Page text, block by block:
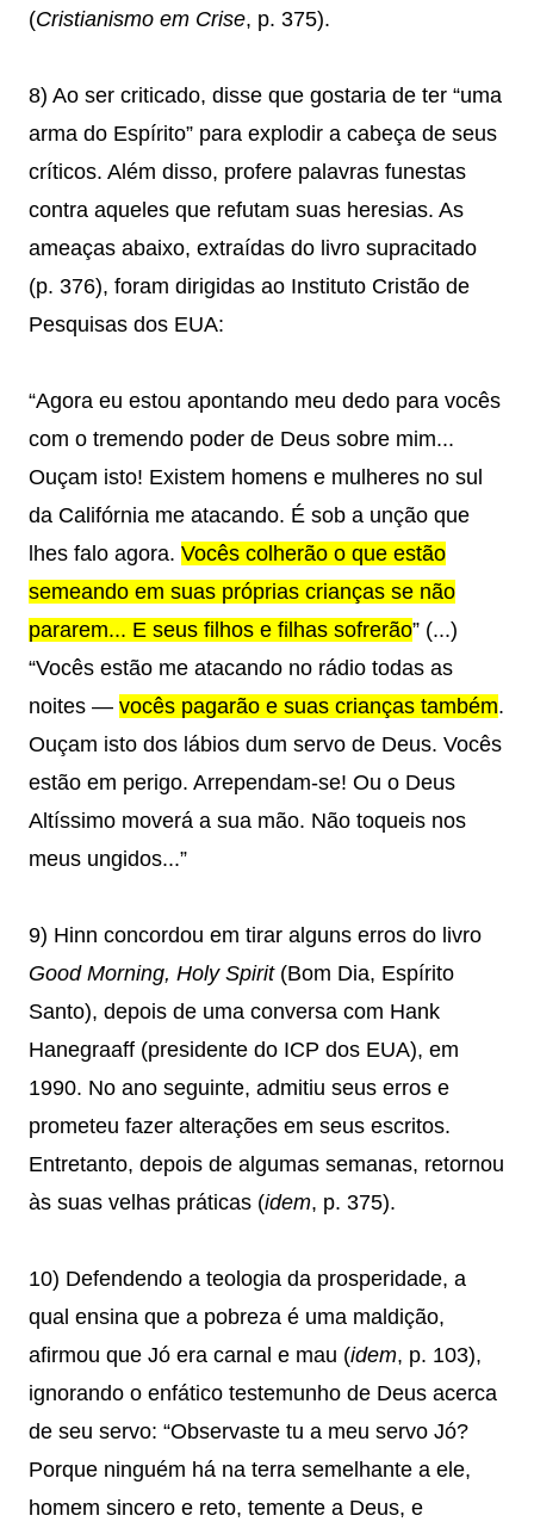
(Cristianismo em Crise, p. 375).
8) Ao ser criticado, disse que gostaria de ter “uma
arma do Espírito” para explodir a cabeça de seus
críticos. Além disso, profere palavras funestas
contra aqueles que refutam suas heresias. As
ameaças abaixo, extraídas do livro supracitado
(p. 376), foram dirigidas ao Instituto Cristão de
Pesquisas dos EUA:
“Agora eu estou apontando meu dedo para vocês
com o tremendo poder de Deus sobre mim...
Ouçam isto! Existem homens e mulheres no sul
da Califórnia me atacando. É sob a unção que
lhes falo agora. Vocês colherão o que estão
semeando em suas próprias crianças se não
pararem... E seus filhos e filhas sofrerão” (...)
“Vocês estão me atacando no rádio todas as
noites — vocês pagarão e suas crianças também.
Ouçam isto dos lábios dum servo de Deus. Vocês
estão em perigo. Arrependam-se! Ou o Deus
Altíssimo moverá a sua mão. Não toqueis nos
meus ungidos...”
9) Hinn concordou em tirar alguns erros do livro
Good Morning, Holy Spirit(Bom Dia, Espírito
Santo), depois de uma conversa com Hank
Hanegraaff (presidente do ICP dos EUA), em
1990. No ano seguinte, admitiu seus erros e
prometeu fazer alterações em seus escritos.
Entretanto, depois de algumas semanas, retornou
às suas velhas práticas (idem, p. 375).
10) Defendendo a teologia da prosperidade, a
qual ensina que a pobreza é uma maldição,
afirmou que Jó era carnal e mau (idem, p. 103),
ignorando o enfático testemunho de Deus acerca
de seu servo: “Observaste tu a meu servo Jó?
Porque ninguém há na terra semelhante a ele,
homem sincero e reto, temente a Deus, e